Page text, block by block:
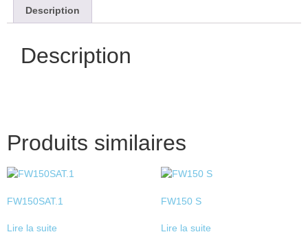
Description
Description
Produits similaires
FW150SAT.1
Lire la suite
FW150 S
Lire la suite